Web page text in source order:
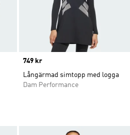
Price
749 kr
Långärmad simtopp med logga
Dam Performance